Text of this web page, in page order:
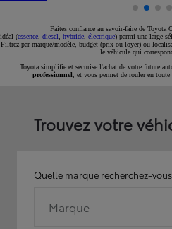
Faites confiance au savoir-faire de Toyota
idéal (essence diesel hybride électrique) parmi une large
Filtrez par marque/modèle, budget (prix ou loyer) ou
le véhicule qui
Toyota simplifie et sécurise l'achat de votre future
professionnel , et vous permet de rouler en toute
Trouvez votre
Quelle marque recherchez-
Marque